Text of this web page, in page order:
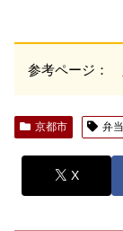
参考ページ：
京都市 弁当
X